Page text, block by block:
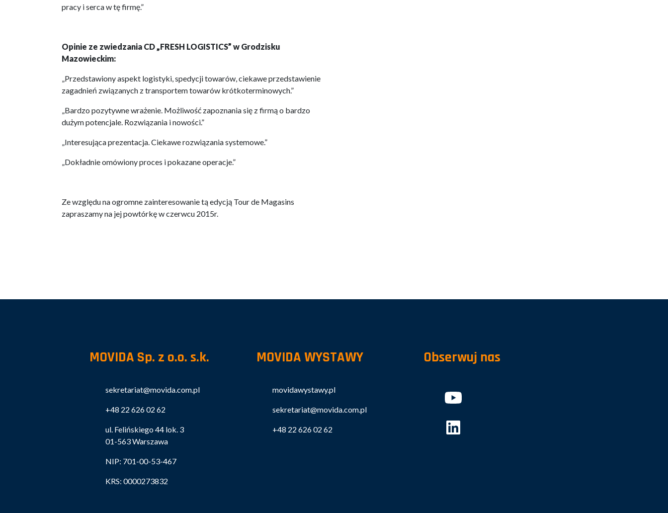
pracy i serca w tę firmę.”
Opinie ze zwiedzania CD „FRESH LOGISTICS” w Grodzisku
Mazowieckim:
„Przedstawiony aspekt logistyki, spedycji towarów, ciekawe przedstawienie
zagadnień związanych z transportem towarów krótkoterminowych.”
„Bardzo pozytywne wrażenie. Możliwość zapoznania się z firmą o bardzo
dużym potencjale. Rozwiązania i nowości.”
„Interesująca prezentacja. Ciekawe rozwiązania systemowe.”
„Dokładnie omówiony proces i pokazane operacje.”
Ze względu na ogromne zainteresowanie tą edycją Tour de Magasins
zapraszamy na jej powtórkę w czerwcu 2015r.
MOVIDA Sp. z o.o. s.k.
sekretariat@movida.com.pl
+48 22 626 02 62
ul. Felińskiego 44 lok. 3
01-563 Warszawa
NIP: 701-00-53-467
KRS: 0000273832
MOVIDA WYSTAWY
movidawystawy.pl
sekretariat@movida.com.pl
+48 22 626 02 62
Obserwuj nas